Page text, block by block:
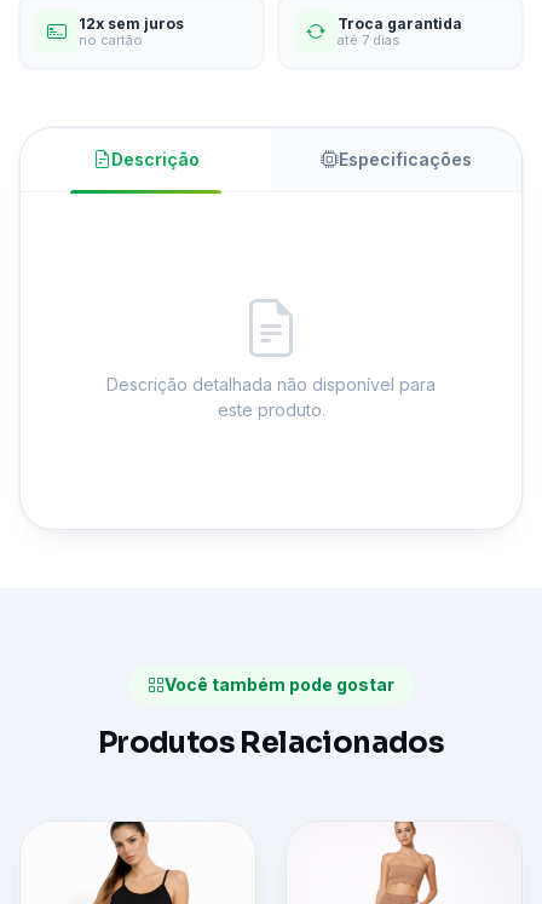
12x sem juros
no cartão
Troca garantida
até 7 dias
Descrição Especificações
Descrição detalhada não disponível para
este produto.
Você também pode gostar
Produtos Relacionados